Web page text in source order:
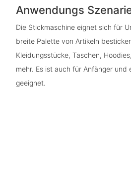
Anwendungs
Die Stickmaschine eignet sich für
breite Palette von Artikeln
Kleidungsstücke, Taschen,
mehr. Es ist auch für Anfänger und
geeignet.